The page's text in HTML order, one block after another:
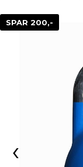
SPAR 200,-
‹